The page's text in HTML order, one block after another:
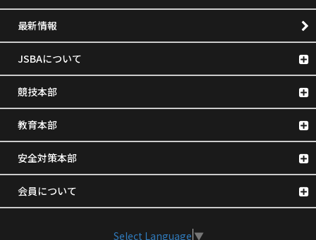
最新情報
JSBAについて
競技本部
教育本部
安全対策本部
会員について
Select Language ▼